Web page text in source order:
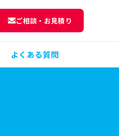
ご相談・お見積り
よくある質問